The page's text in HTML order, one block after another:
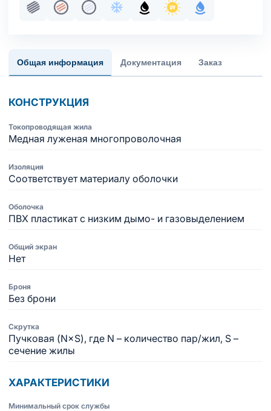
Пучковая скрутка
Жила медная многопроволочная
Жила медная многопроволочная
Хладостойкое исполнение
Маслобензостойкое
Стойкость к
С
Общая информация Документация Заказ
КОНСТРУКЦИЯ
Токопроводящая жила
Медная луженая многопроволочная
Изоляция
Соответствует материалу оболочки
Оболочка
ПВХ пластикат с низким дымо- и газовыделением
Общий экран
Нет
Броня
Без брони
Скрутка
Пучковая (N×S), где N – количество пар/жил, S –
сечение жилы
ХАРАКТЕРИСТИКИ
Минимальный срок службы